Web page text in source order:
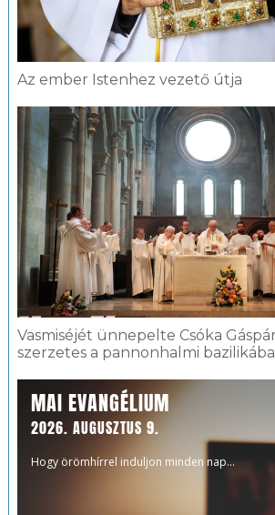
Az ember Istenhez vezető útja
Vasmiséjét ünnepelte Csóka
szerzetes a pannonhalmi
MAI EVANGÉLIUM
2026. AUGUSZTUS 9.
Hogy örömhírrel induljon minden nap...